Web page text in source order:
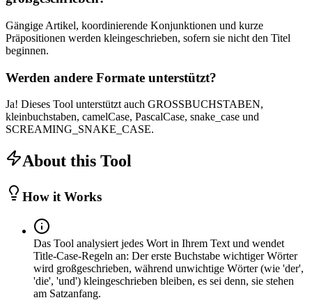
Gängige Artikel, koordinierende Konjunktionen und kurze
Präpositionen werden kleingeschrieben, sofern sie nicht den Titel
beginnen.
Werden andere Formate unterstützt?
Ja! Dieses Tool unterstützt auch GROSSBUCHSTABEN,
kleinbuchstaben, camelCase, PascalCase, snake_case und
SCREAMING_SNAKE_CASE.
About this Tool
How it Works
Das Tool analysiert jedes Wort in Ihrem Text und wendet
Title-Case-Regeln an: Der erste Buchstabe wichtiger Wörter
wird großgeschrieben, während unwichtige Wörter (wie 'der',
'die', 'und') kleingeschrieben bleiben, es sei denn, sie stehen
am Satzanfang.